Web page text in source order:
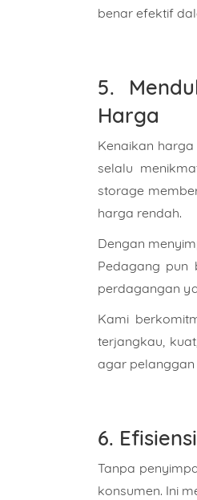
benar efektif
5.
Harga
Kenaikan
selalu
storage
harga rendah.
Dengan
Pedagang pun
perdagangan
Kami
terjangkau,
agar pelanggan
6.
Tanpa
konsumen. Ini